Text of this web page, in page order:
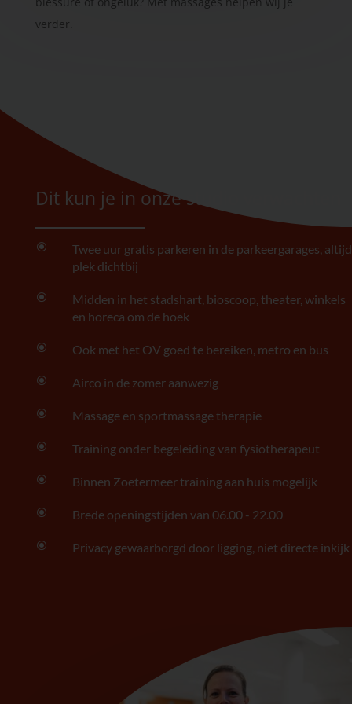
verder.
Dit kun je in onze studio verwachten
\
Twee uur gratis parkeren in de parkeergarages, altijd
plek dichtbij
\
Midden in het stadshart, bioscoop, theater, winkels
en horeca om de hoek
\ Ook met het OV goed te bereiken, metro en bus
\ Airco in de zomer aanwezig
\ Massage en sportmassage therapie
\ Training onder begeleiding van fysiotherapeut
\ Binnen Zoetermeer training aan huis mogelijk
\ Brede openingstijden van 06.00 - 22.00
\ Privacy gewaarborgd door ligging, niet directe inkijk